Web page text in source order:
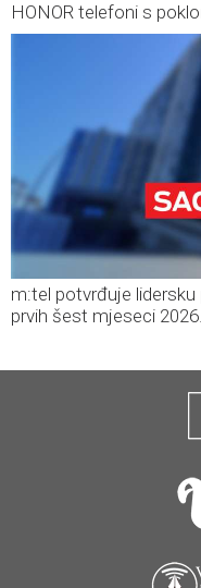
HONOR telefoni s
m:tel potvrđuje
prvih šest mjeseci 2026.